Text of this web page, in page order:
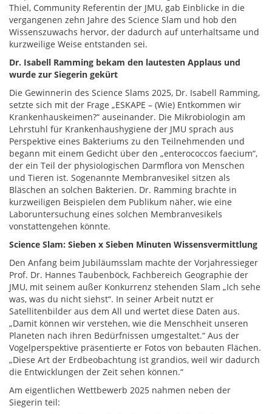
Thiel, Community Referentin der JMU, gab Einblicke in die
vergangenen zehn Jahre des Science Slam und hob den
Wissenszuwachs hervor, der dadurch auf unterhaltsame und
kurzweilige Weise entstanden sei.
Dr. Isabell Ramming bekam den lautesten Applaus und
wurde zur Siegerin gekürt
Die Gewinnerin des Science Slams 2025, Dr. Isabell Ramming,
setzte sich mit der Frage „ESKAPE – (Wie) Entkommen wir
Krankenhauskeimen?“ auseinander. Die Mikrobiologin am
Lehrstuhl für Krankenhaushygiene der JMU sprach aus
Perspektive eines Bakteriums zu den Teilnehmenden und
begann mit einem Gedicht über den „enterococcos faecium“,
der ein Teil der physiologischen Darmflora von Menschen
und Tieren ist. Sogenannte Membranvesikel sitzen als
Bläschen an solchen Bakterien. Dr. Ramming brachte in
kurzweiligen Beispielen dem Publikum näher, wie eine
Laboruntersuchung eines solchen Membranvesikels
vonstattengehen könnte.
Science Slam: Sieben x Sieben Minuten Wissensvermittlung
Den Anfang beim Jubiläumsslam machte der Vorjahressieger
Prof. Dr. Hannes Taubenböck, Fachbereich Geographie der
JMU, mit seinem außer Konkurrenz stehenden Slam „Ich sehe
was, was du nicht siehst“. In seiner Arbeit nutzt er
Satellitenbilder aus dem All und wertet diese Daten aus.
„Damit können wir verstehen, wie die Menschheit unseren
Planeten nach ihren Bedürfnissen umgestaltet.“ Aus der
Vogelperspektive präsentierte er Fotos von bebauten Flächen.
„Diese Art der Erdbeobachtung ist grandios, weil wir dadurch
die Entwicklungen der Zeit sehen können.“
Am eigentlichen Wettbewerb 2025 nahmen neben der
Siegerin teil: